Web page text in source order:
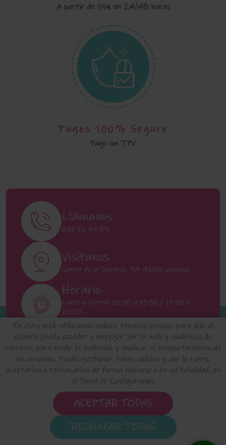
A partir de 55€ en 24/48 horas
Pagos 100% Seguro
Pago con TPV
En esta web utilizamos cookies técnicas propias para que el
usuario pueda acceder y navegar por la web y analíticas de
terceros para medir la audiencia y analizar el comportamiento de
los usuarios. Puede gestionar estas cookies y, por lo tanto,
aceptarlas o rechazarlas de forma unitaria o en su totalidad, en
el Panel de Configuración.
ACEPTAR TODAS
RECHAZAR TODAS
Llámanos
635 56 45 83
Visítanos
Carrer de la Serrería, 34 46011 Valencia
Horario
Lunes a Viernes 10:30 a 13:30 / 17:30 a
20:00
Sábados 11:00 a 13:00
INICIO QUIENES SOMOS FAQ'S
Política de Privacidad de Datos
Política de Cookies
Configuración de Cookies
Condiciones de uso y Devoluciones
elositodeclaudia.com© 2024 - Diseño de esta tienda
virtual hecho por -Edina.es